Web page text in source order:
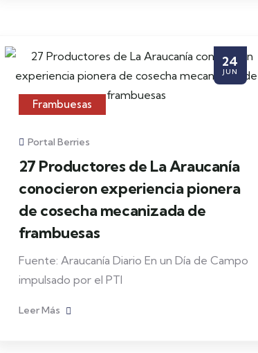
24
JUN
Frambuesas
Portal Berries
27 Productores de La Araucanía
conocieron experiencia pionera
de cosecha mecanizada de
frambuesas
Fuente: Araucanía Diario En un Día de Campo
impulsado por el PTI
Leer Más